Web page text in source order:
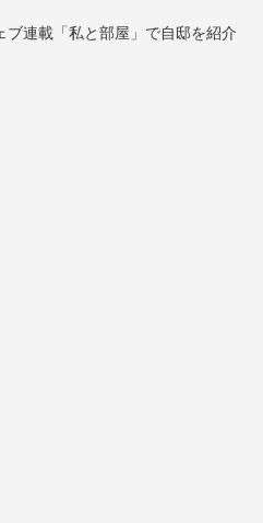
ブ連載「私と部屋」で自邸を紹介